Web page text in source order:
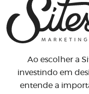
Ao escolher a
investindo em
entende a